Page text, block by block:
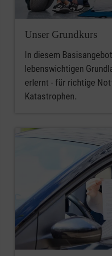
Unser Grundkurs
In diesem
lebenswichtigen
erlernt - für richtige
Katastrophen.